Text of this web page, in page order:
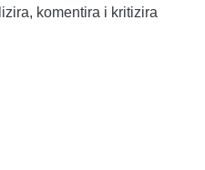
komentira i kritizira